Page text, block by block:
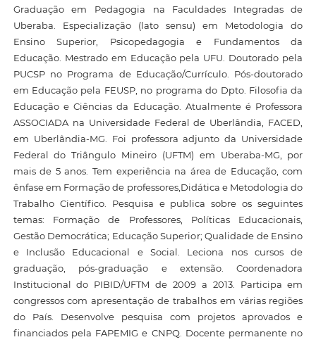
Graduação em Pedagogia na Faculdades Integradas de
Uberaba. Especialização (lato sensu) em Metodologia do
Ensino Superior, Psicopedagogia e Fundamentos da
Educação. Mestrado em Educação pela UFU. Doutorado pela
PUCSP no Programa de Educação/Currículo. Pós-doutorado
em Educação pela FEUSP, no programa do Dpto. Filosofia da
Educação e Ciências da Educação. Atualmente é Professora
ASSOCIADA na Universidade Federal de Uberlândia, FACED,
em Uberlândia-MG. Foi professora adjunto da Universidade
Federal do Triângulo Mineiro (UFTM) em Uberaba-MG, por
mais de 5 anos. Tem experiência na área de Educação, com
ênfase em Formação de professores,Didática e Metodologia do
Trabalho Científico. Pesquisa e publica sobre os seguintes
temas: Formação de Professores, Políticas Educacionais,
Gestão Democrática; Educação Superior; Qualidade de Ensino
e Inclusão Educacional e Social. Leciona nos cursos de
graduação, pós-graduação e extensão. Coordenadora
Institucional do PIBID/UFTM de 2009 a 2013. Participa em
congressos com apresentação de trabalhos em várias regiões
do País. Desenvolve pesquisa com projetos aprovados e
financiados pela FAPEMIG e CNPQ. Docente permanente no